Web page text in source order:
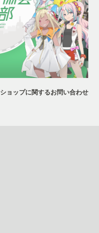
ショップに関するお問い合わせ